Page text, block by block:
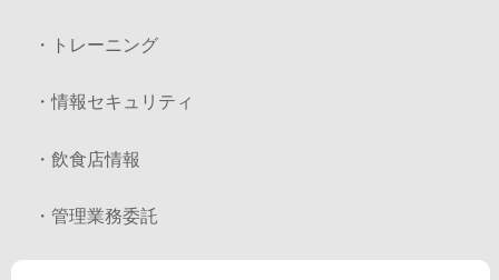
・トレーニング
・情報セキュリティ
・飲食店情報
・管理業務委託